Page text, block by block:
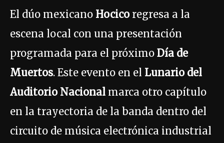
El dúo mexicano Hocicoregresa a la
escena local con una presentación
programada para el próximo Día de
Muertos. Este evento en el Lunario del
Auditorio Nacional marca otro capítulo
en la trayectoria de la banda dentro del
circuito de música electrónica industrial